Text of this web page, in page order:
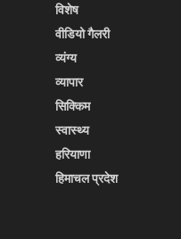
विशेष
वीडियो गैलरी
व्यंग्य
व्यापार
सिक्किम
स्वास्थ्य
हरियाणा
हिमाचल प्रदेश